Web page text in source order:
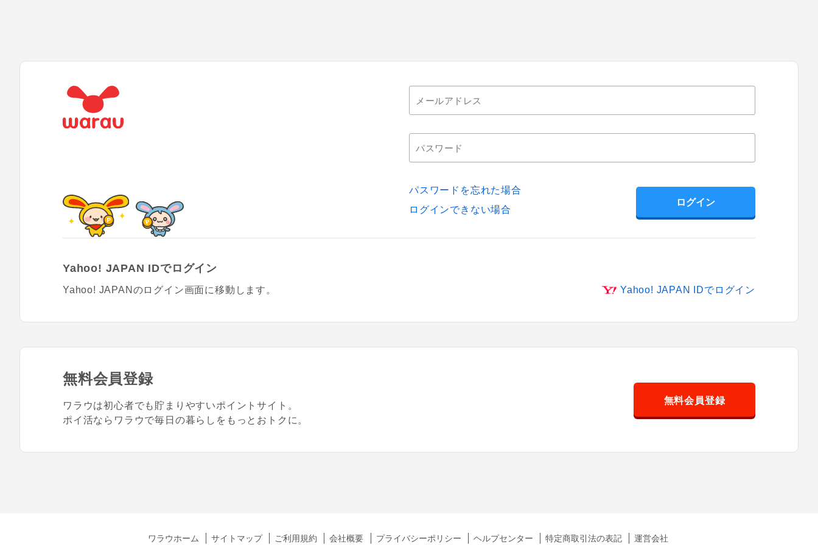
パスワードを忘れた場合
ログインできない場合
Yahoo! JAPAN IDでログイン
Yahoo! JAPANのログイン画面に移動します。 Yahoo! JAPAN IDでログイン
無料会員登録
ワラウは初心者でも貯まりやすいポイントサイト。
ポイ活ならワラウで毎日の暮らしをもっとおトクに。
無料会員登録
ワラウホーム サイトマップ ご利用規約 会社概要 プライバシーポリシー ヘルプセンター 特定商取引法の表記 運営会社